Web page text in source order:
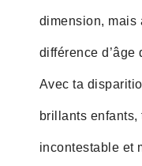
dimension, mais
différence d’âge
Avec ta
brillants
incontestable et